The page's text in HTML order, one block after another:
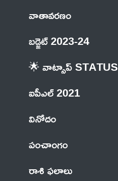
వాతావరణం
బడ్జెట్ 2023-24
🌟 వాట్సాప్ STATUS
ఐపీఎల్ 2021
వినోదం
పంచాంగం
రాశి ఫలాలు